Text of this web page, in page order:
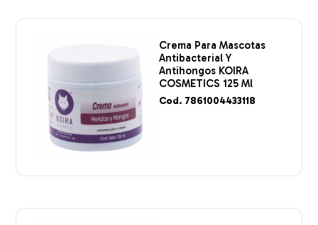
Crema Para Mascotas
Antibacterial Y
Antihongos KOIRA
COSMETICS 125 Ml
Cod. 7861004433118